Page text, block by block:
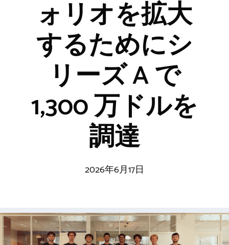
ォリオを拡大
するためにシ
リーズ A で
1,300 万ドルを
調達
2026年6月17日